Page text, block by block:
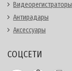
Видеорегистраторы
Антирадары
Аксессуары
СОЦСЕТИ